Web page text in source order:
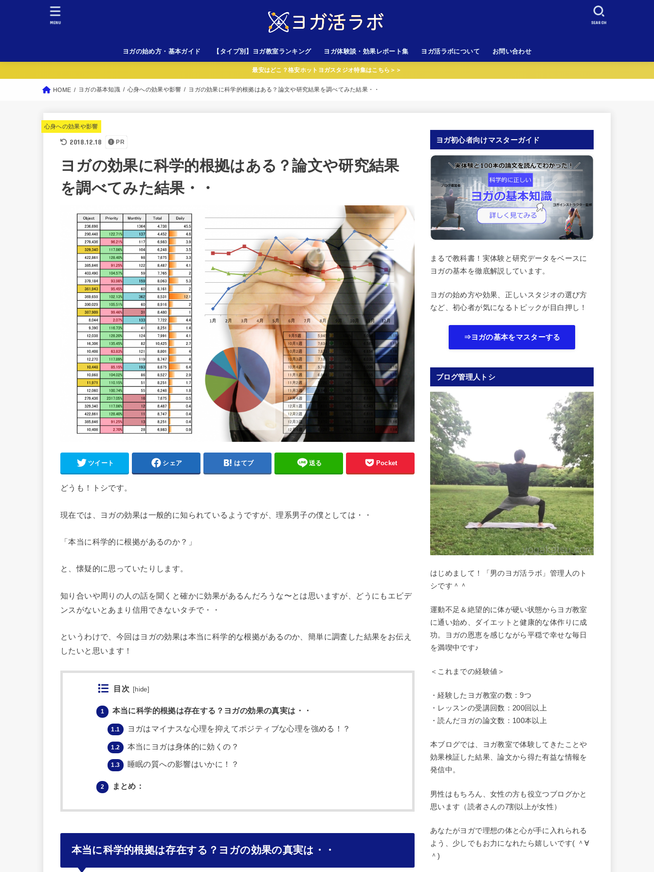
ヨガの始め方・基本ガイド 【タイプ別】ヨガ教室ランキング
初心者向けスタジオ
料金が安いスタジオ
女性専用スタジオ
溶岩ホットヨガスタジオ
LAVA以外のスタジオ
ヨガ体験談・効果レポート集
LAVA（ラバ）
CALDO（カルド）
ヨガ活ラボについて お問い合わせ
SEARCH
MENU
最安はどこ？格安ホットヨガスタジオ特集はこちら＞＞
HOME ヨガの基本知識 心身への効果や影響 ヨガの効果に科学的根拠はある？論文や研究結果を調べてみた結果・・
心身への効果や影響
2018.12.18 PR
ヨガの効果に科学的根拠はある？論文や研究結果
を調べてみた結果・・
ツイート シェア はてブ 送る Pocket
どうも！トシです。
現在では、ヨガの効果は一般的に知られているようですが、理系男子の僕としては・・
「本当に科学的に根拠があるのか？」
と、懐疑的に思っていたりします。
知り合いや周りの人の話を聞くと確かに効果があるんだろうな〜とは思いますが、どうにもエビデ
ンスがないとあまり信用できないタチで・・
というわけで、今回はヨガの効果は本当に科学的な根拠があるのか、簡単に調査した結果をお伝え
したいと思います！
目次 hide
1 本当に科学的根拠は存在する？ヨガの効果の真実は・・
1.1 ヨガはマイナスな心理を抑えてポジティブな心理を強める！？
1.2 本当にヨガは身体的に効くの？
1.3 睡眠の質への影響はいかに！？
2 まとめ：
本当に科学的根拠は存在する？ヨガの効果の真実は・・
ヨガ初心者向けマスターガイド
まるで教科書！実体験と研究データをベースに
ヨガの基本を徹底解説しています。
ヨガの始め方や効果、正しいスタジオの選び方
など、初心者が気になるトピックが目白押し！
⇒ヨガの基本をマスターする
ブログ管理人トシ
はじめまして！「男のヨガ活ラボ」管理人のト
シです＾＾
運動不足＆絶望的に体が硬い状態からヨガ教室
に通い始め、ダイエットと健康的な体作りに成
功。ヨガの恩恵を感じながら平穏で幸せな毎日
を満喫中です♪
＜これまでの経験値＞
・経験したヨガ教室の数：9つ
・レッスンの受講回数：200回以上
・読んだヨガの論文数：100本以上
本ブログでは、ヨガ教室で体験してきたことや
効果検証した結果、論文から得た有益な情報を
発信中。
男性はもちろん、女性の方も役立つブログかと
思います（読者さんの7割以上が女性）
あなたがヨガで理想の体と心が手に入れられる
よう、少しでもお力になれたら嬉しいです( ＾∀
＾)